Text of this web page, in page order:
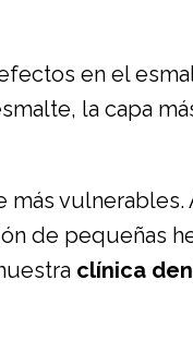
en el
la capa
vulnerables.
de pequeñas
clínica